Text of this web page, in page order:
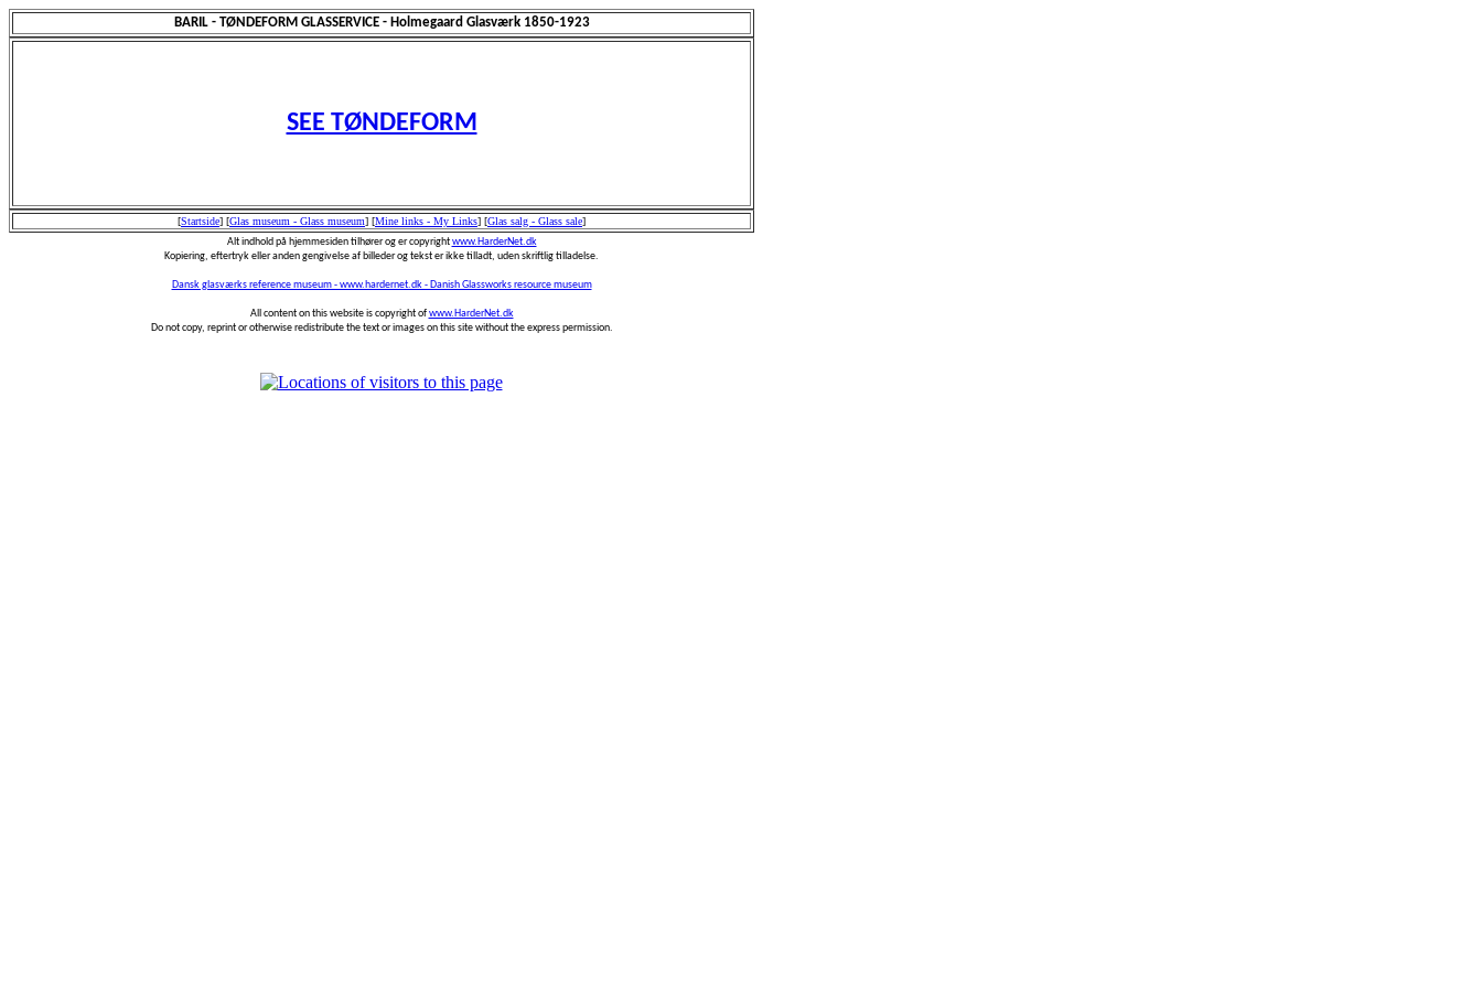
BARIL - TØNDEFORM GLASSERVICE - Holmegaard Glasværk 1850-1923
SEE TØNDEFORM
[Startside] [Glas museum - Glass museum] [Mine links - My Links] [Glas salg - Glass sale]
Alt indhold på hjemmesiden tilhører og er copyrightwww.HarderNet.dk
Kopiering, eftertryk eller anden gengivelse af billeder og tekst er ikke tilladt, uden skriftlig tilladelse.
Dansk glasværks reference museum - www.hardernet.dk - Danish Glassworks resource museum
All content on this website is copyright ofwww.HarderNet.dk
Do not copy, reprint or otherwise redistribute the text or images on this site without the express permission.